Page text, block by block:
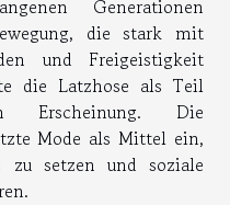
Generationen
die stark mit
und Freigeistigkeit
die Latzhose als Teil
Erscheinung. Die
Mode als Mittel ein,
zu setzen und soziale